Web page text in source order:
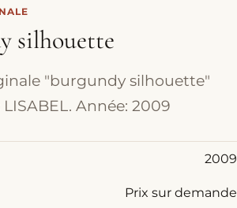
silhouette
"burgundy silhouette"
Année: 2009
2009
Prix sur demande